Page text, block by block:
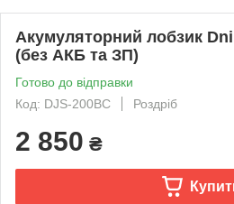
Акумуляторний лобзик
(без АКБ та ЗП)
Готово до відправки
Код: DJS-200BC
Роздріб
2 850 ₴